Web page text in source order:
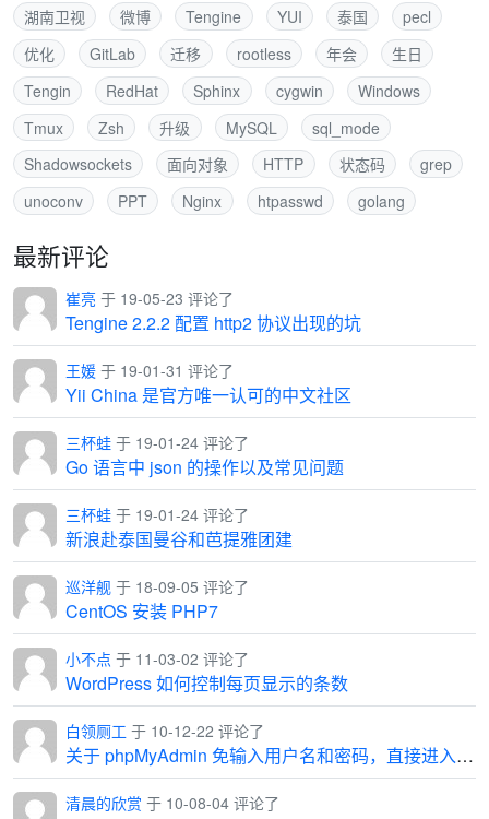
湖南卫视
微博 Tengine YUI 泰国
pecl
优化
GitLab 迁移 rootless 年会
生日
Tengin
RedHat Sphinx cygwin
Windows
Tmux
Zsh 升级 MySQL
sql_mode
Shadowsockets
面向对象 HTTP 状态码
grep
unoconv
PPT Nginx htpasswd golang
最新评论
崔亮 于 19-05-23 评论了
Tengine 2.2.2 配置 http2 协议出现的坑
王媛 于 19-01-31 评论了
Yii China 是官方唯一认可的中文社区
三杯蛙 于 19-01-24 评论了
Go 语言中 json 的操作以及常见问题
三杯蛙 于 19-01-24 评论了
新浪赴泰国曼谷和芭提雅团建
巡洋舰 于 18-09-05 评论了
CentOS 安装 PHP7
小不点 于 11-03-02 评论了
WordPress 如何控制每页显示的条数
白领厕工 于 10-12-22 评论了
关于 phpMyAdmin 免输入用户名和密码，直接进入管理界面
清晨的欣赏 于 10-08-04 评论了